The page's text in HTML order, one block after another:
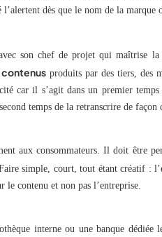
dès que le nom de la
son chef de projet qui maîtrise la
contenus produits par des tiers, des
car il s’agit dans un premier
temps de la retranscrire de façon
aux consommateurs. Il doit être
simple, court, tout étant créatif :
le contenu et non pas l’entreprise.
interne ou une banque